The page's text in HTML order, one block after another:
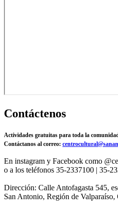
Contáctenos
Actividades gratuitas para toda la
Contáctanos al correo:
En instagram y Facebook como
o a los teléfonos 35-2337100 | 35-
Dirección: Calle Antofagasta 545,
San Antonio, Región de Valparaíso,